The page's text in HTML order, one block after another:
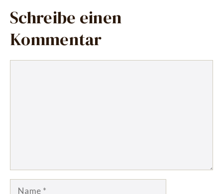
Schreibe einen
Kommentar
Name